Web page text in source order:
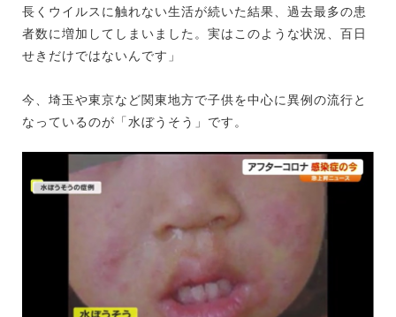
長くウイルスに触れない生活が続いた結果、過去最多の患
者数に増加してしまいました。実はこのような状況、百日
せきだけではないんです」
今、埼玉や東京など関東地方で子供を中心に異例の流行と
なっているのが「水ぼうそう」です。